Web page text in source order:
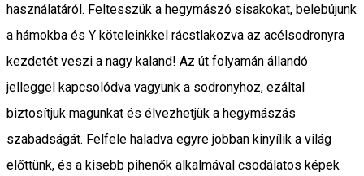
használatáról. Feltesszük a hegymászó sisakokat, belebújunk
a hámokba és Y köteleinkkel rácstlakozva az acélsodronyra
kezdetét veszi a nagy kaland! Az út folyamán állandó
jelleggel kapcsolódva vagyunk a sodronyhoz, ezáltal
biztosítjuk magunkat és élvezhetjük a hegymászás
szabadságát. Felfele haladva egyre jobban kinyílik a világ
előttünk, és a kisebb pihenők alkalmával csodálatos képek